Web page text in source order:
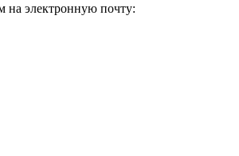
на электронную почту: